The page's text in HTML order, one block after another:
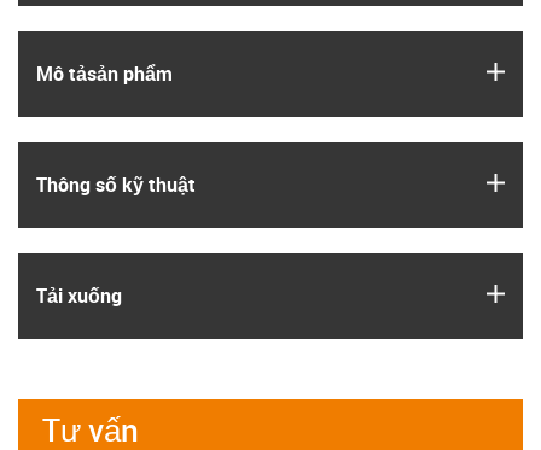
Mô tả­sản phẩm
Thông số kỹ thuật
Tải xuống
Tư vấn